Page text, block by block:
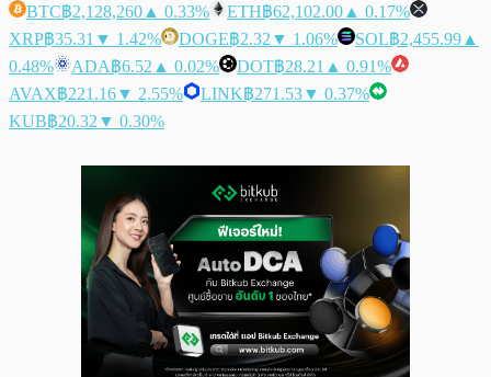
BTC฿2,128,260 ▲ 0.33% ETH฿62,102.00 ▲ 0.17%
XRP฿35.31 ▼ 1.42% DOGE฿2.32 ▼ 1.06% SOL฿2,455.99 ▲
0.48%
ADA฿6.52 ▲ 0.02% DOT฿28.21 ▲ 0.91%
AVAX฿221.16▼ 2.55% LINK฿271.53▼ 0.37%
KUB฿20.32 ▼ 0.30%